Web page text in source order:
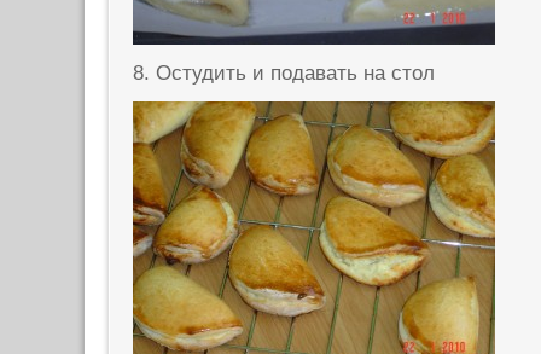
8. Остудить и подавать на стол